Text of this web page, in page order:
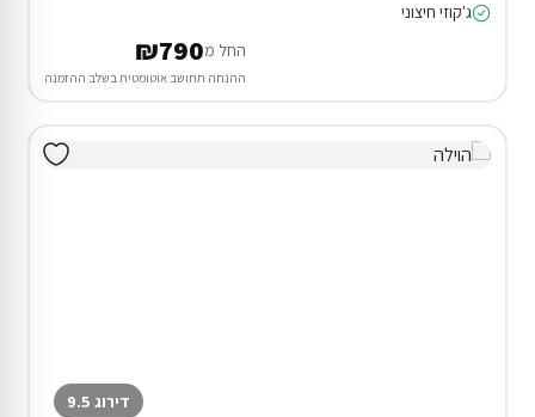
ג'קוזי חיצוני
החל מ₪790
ההנחה תחושב אוטומטית בשלב ההזמנה
דירוג 9.5